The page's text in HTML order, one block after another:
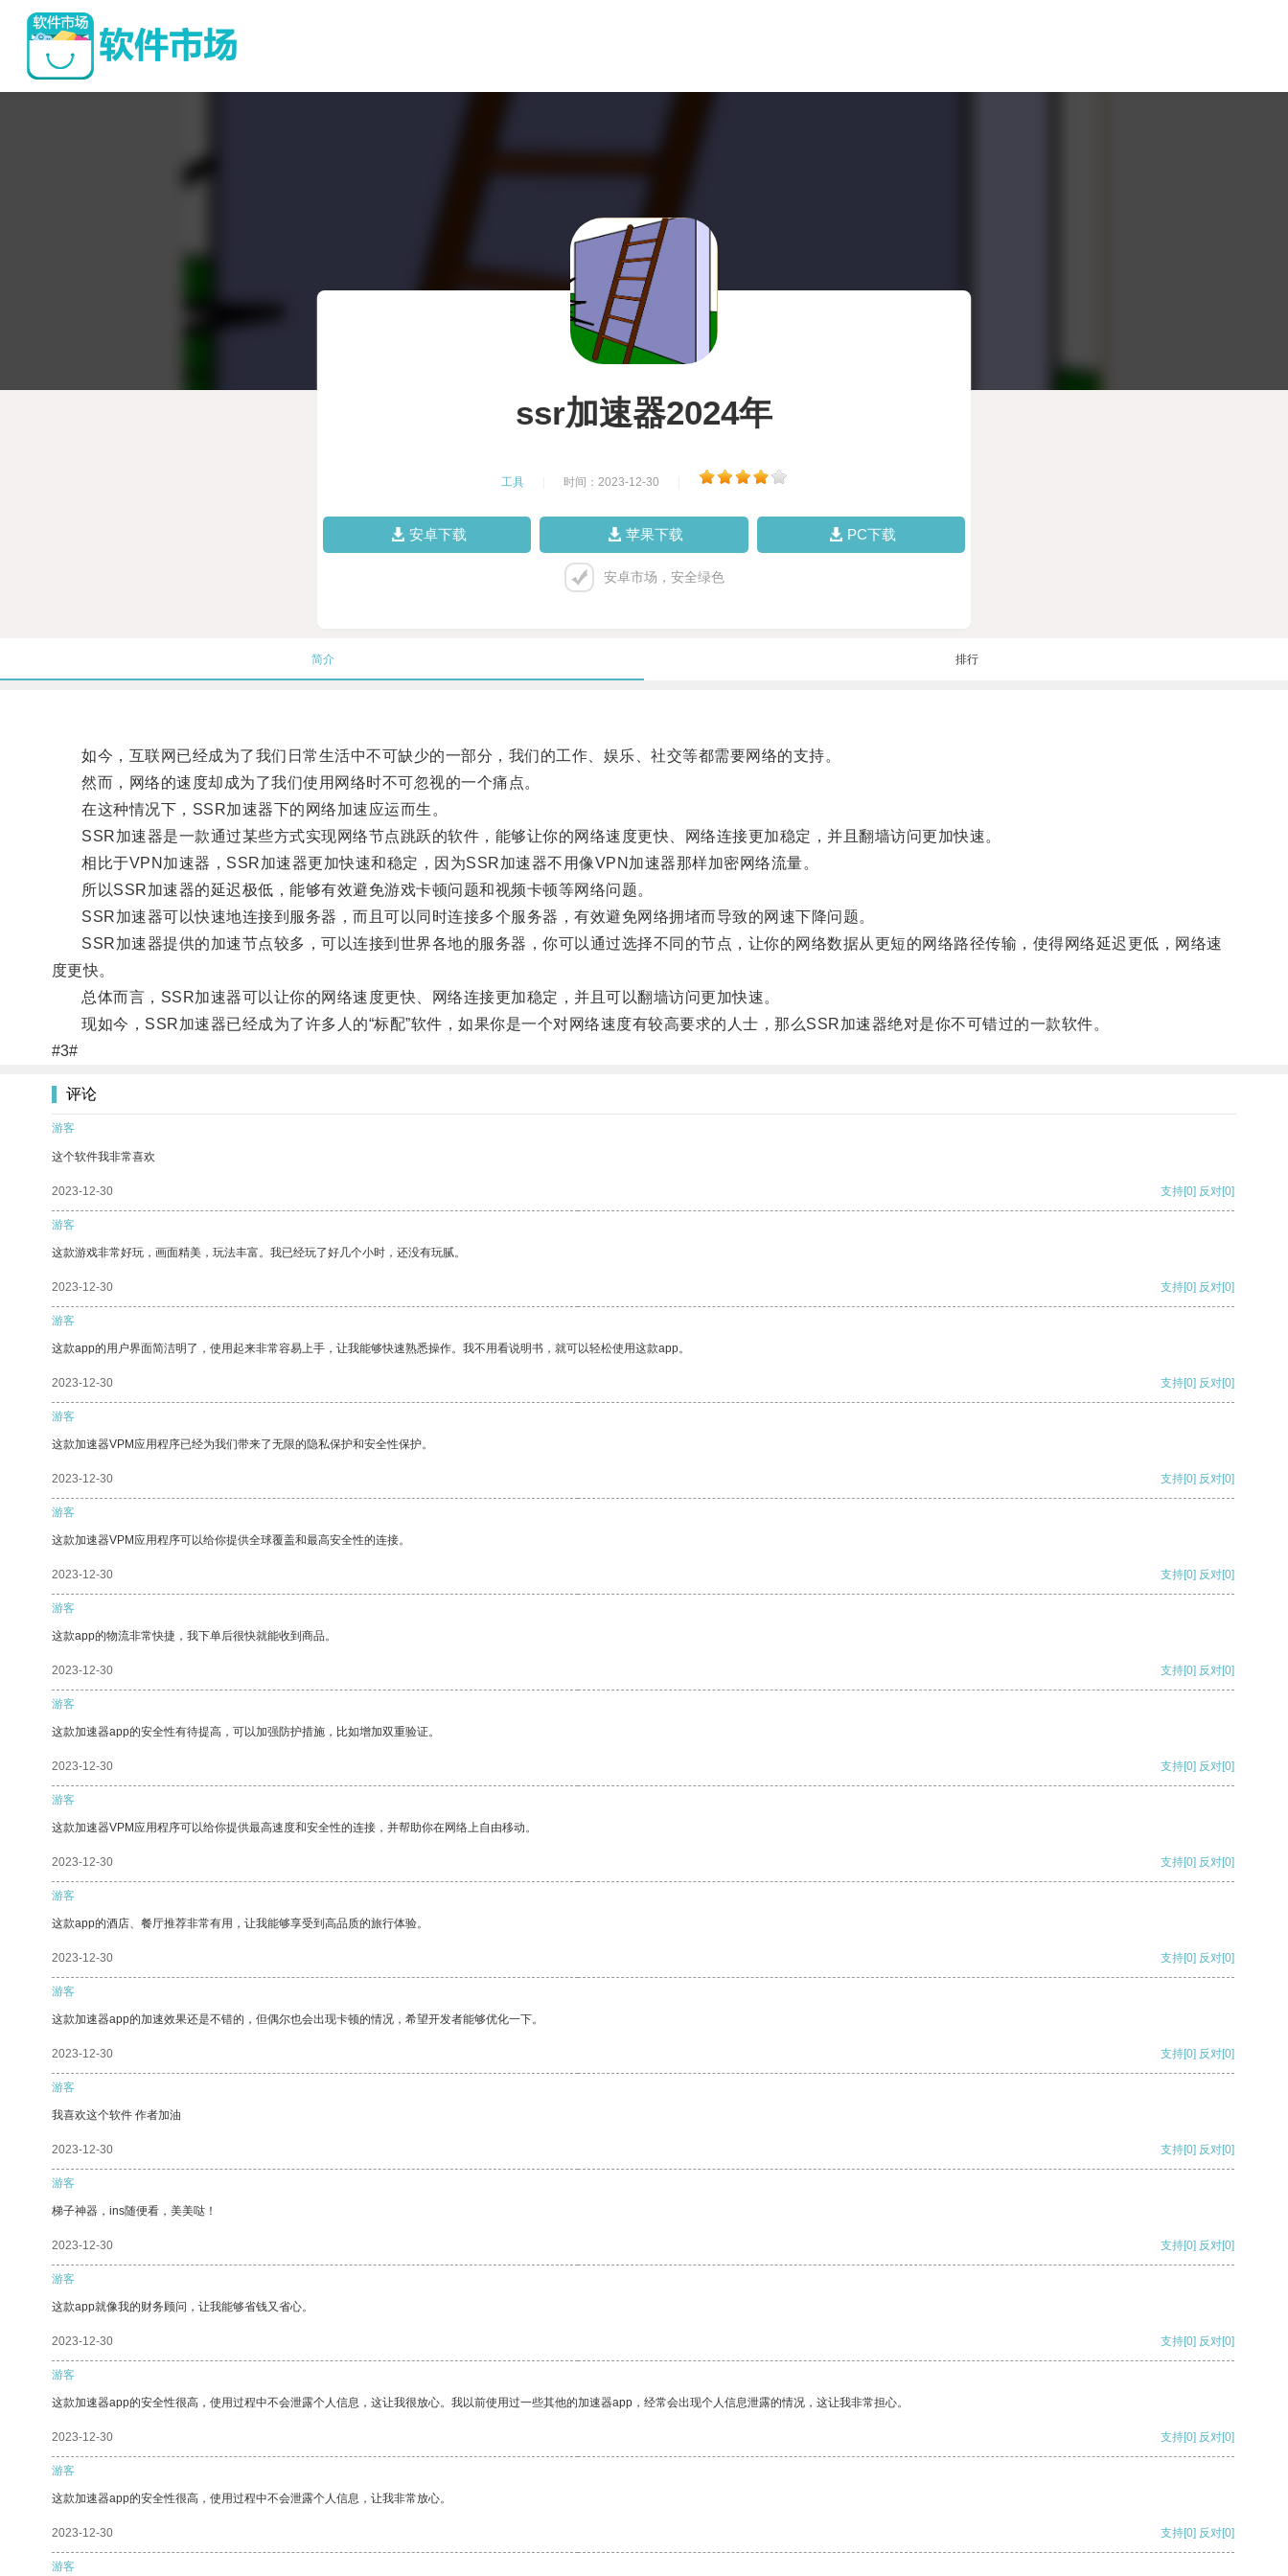
ssr加速器2024年
工具 时间：2023-12-30
安卓下载 苹果下载 PC下载
安卓市场，安全绿色
简介 排行
如今，互联网已经成为了我们日常生活中不可缺少的一部分，我们的工作、娱乐、社交等都需要网络的支持。
然而，网络的速度却成为了我们使用网络时不可忽视的一个痛点。
在这种情况下，SSR加速器下的网络加速应运而生。
SSR加速器是一款通过某些方式实现网络节点跳跃的软件，能够让你的网络速度更快、网络连接更加稳定，并且翻墙访问更加快速。
相比于VPN加速器，SSR加速器更加快速和稳定，因为SSR加速器不用像VPN加速器那样加密网络流量。
所以SSR加速器的延迟极低，能够有效避免游戏卡顿问题和视频卡顿等网络问题。
SSR加速器可以快速地连接到服务器，而且可以同时连接多个服务器，有效避免网络拥堵而导致的网速下降问题。
SSR加速器提供的加速节点较多，可以连接到世界各地的服务器，你可以通过选择不同的节点，让你的网络数据从更短的网络路径传输，使得网络延迟更低，网络速
度更快。
总体而言，SSR加速器可以让你的网络速度更快、网络连接更加稳定，并且可以翻墙访问更加快速。
现如今，SSR加速器已经成为了许多人的“标配”软件，如果你是一个对网络速度有较高要求的人士，那么SSR加速器绝对是你不可错过的一款软件。
#3#
评论
游客
这个软件我非常喜欢
2023-12-30 支持[0] 反对[0]
游客
这款游戏非常好玩，画面精美，玩法丰富。我已经玩了好几个小时，还没有玩腻。
2023-12-30 支持[0] 反对[0]
游客
这款app的用户界面简洁明了，使用起来非常容易上手，让我能够快速熟悉操作。我不用看说明书，就可以轻松使用这款app。
2023-12-30 支持[0] 反对[0]
游客
这款加速器VPM应用程序已经为我们带来了无限的隐私保护和安全性保护。
2023-12-30 支持[0] 反对[0]
游客
这款加速器VPM应用程序可以给你提供全球覆盖和最高安全性的连接。
2023-12-30 支持[0] 反对[0]
游客
这款app的物流非常快捷，我下单后很快就能收到商品。
2023-12-30 支持[0] 反对[0]
游客
这款加速器app的安全性有待提高，可以加强防护措施，比如增加双重验证。
2023-12-30 支持[0] 反对[0]
游客
这款加速器VPM应用程序可以给你提供最高速度和安全性的连接，并帮助你在网络上自由移动。
2023-12-30 支持[0] 反对[0]
游客
这款app的酒店、餐厅推荐非常有用，让我能够享受到高品质的旅行体验。
2023-12-30 支持[0] 反对[0]
游客
这款加速器app的加速效果还是不错的，但偶尔也会出现卡顿的情况，希望开发者能够优化一下。
2023-12-30 支持[0] 反对[0]
游客
我喜欢这个软件 作者加油
2023-12-30 支持[0] 反对[0]
游客
梯子神器，ins随便看，美美哒！
2023-12-30 支持[0] 反对[0]
游客
这款app就像我的财务顾问，让我能够省钱又省心。
2023-12-30 支持[0] 反对[0]
游客
这款加速器app的安全性很高，使用过程中不会泄露个人信息，这让我很放心。我以前使用过一些其他的加速器app，经常会出现个人信息泄露的情况，这让我非常担心。
2023-12-30 支持[0] 反对[0]
游客
这款加速器app的安全性很高，使用过程中不会泄露个人信息，让我非常放心。
2023-12-30 支持[0] 反对[0]
游客